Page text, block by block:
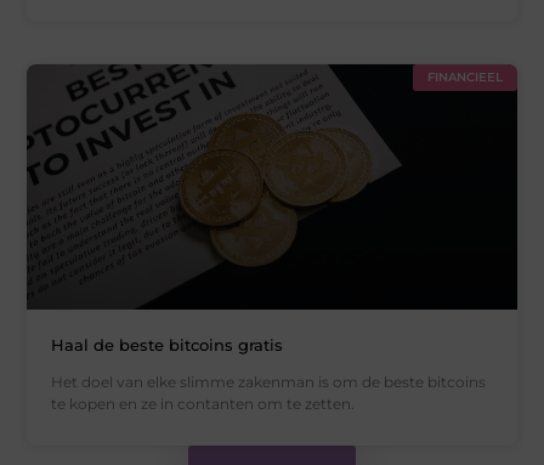
FINANCIEEL
Haal de beste bitcoins gratis
Het doel van elke slimme zakenman is om de beste bitcoins
te kopen en ze in contanten om te zetten.